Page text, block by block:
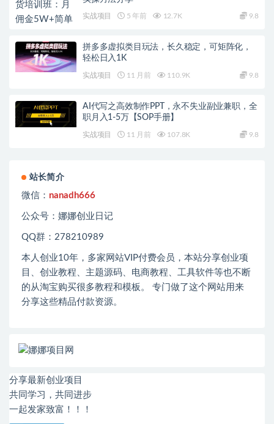
实战项目 5 年前 12.7K 9.8
拼多多虚拟类目玩法，长久稳定，可矩阵化，
轻松日入1K
实战项目 11 月前 110.9K 9.8
AI代写之高效制作PPT，永不失业副业兼职，全
职月入1-5万【SOP手册】
实战项目 11 月前 107.8K 9.8
站长简介
微信： nanadh666
公众号：娜娜创业日记
QQ群：278210989
本人创业10年，多家网站VIP付费会员，本站分享创业项
目、创业教程、主题源码、电商教程、工具软件等也不断
的从淘宝购买很多教程和模板。 专门做了这个网站用来
分享这些精品付款资源。
分享最新创业项目
共同学习，共同进步
一起发家致富！！！